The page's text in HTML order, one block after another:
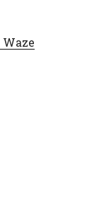
Waze